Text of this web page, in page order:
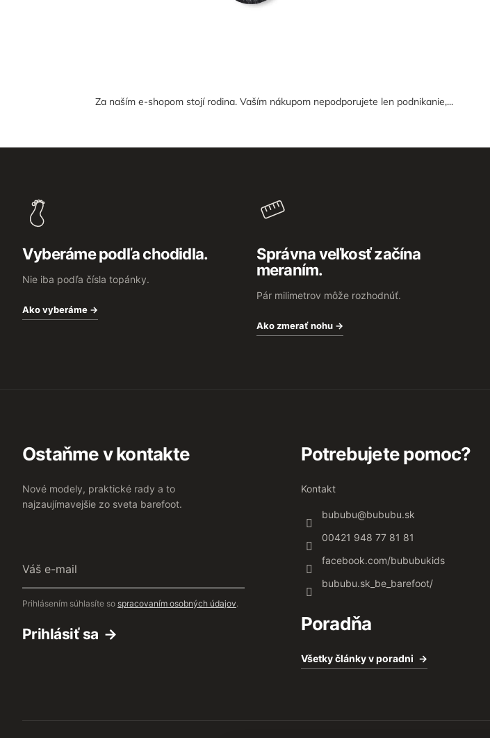
Za naším e-shopom stojí rodina. Vaším nákupom nepodporujete len podnikanie,...
Vyberáme podľa chodidla.
Nie iba podľa čísla topánky.
Ako vyberáme →
Správna veľkosť začína
meraním.
Pár milimetrov môže rozhodnúť.
Ako zmerať nohu →
Ostaňme v kontakte
Nové modely, praktické rady a to
najzaujímavejšie zo sveta barefoot.
e-
Prihlásením súhlasíte so spracovaním osobných údajov.
Prihlásiť sa
Potrebujete pomoc?
Kontakt
bububu@bububu.sk
00421 948 77 81 81
facebook.com/bububukids
bububu.sk_be_barefoot/
Poradňa
Všetky články v poradni